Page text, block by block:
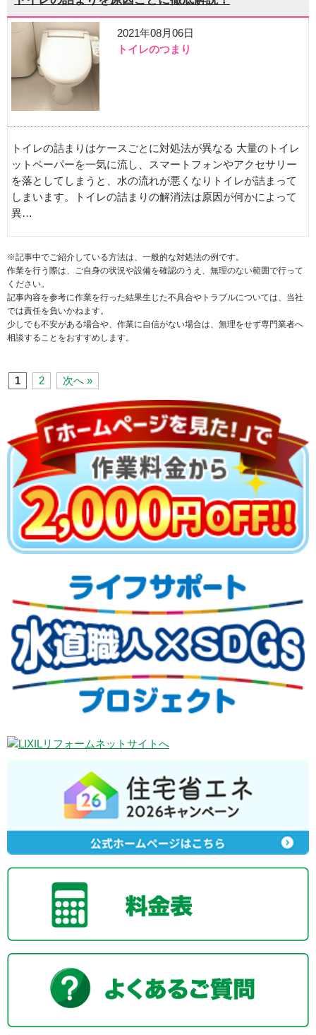
2021年08月06日
トイレのつまり
トイレの詰まりはケースごとに対処法が異なる 大量のトイレ
ットペーパーを一気に流し、スマートフォンやアクセサリー
を落としてしまうと、水の流れが悪くなりトイレが詰まって
しまいます。トイレの詰まりの解消法は原因が何かによって
異…
※記事中でご紹介している方法は、一般的な対処法の例です。
作業を行う際は、ご自身の状況や設備を確認のうえ、無理のない範囲で行って
ください。
記事内容を参考に作業を行った結果生じた不具合やトラブルについては、当社
では責任を負いかねます。
少しでも不安がある場合や、作業に自信がない場合は、無理をせず専門業者へ
相談することをおすすめします。
1 2 次へ »